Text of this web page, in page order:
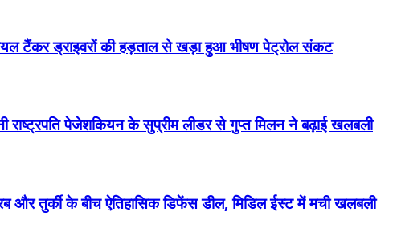
टैंकर ड्राइवरों की हड़ताल से खड़ा हुआ भीषण पेट्रोल संकट
राष्ट्रपति पेजेशकियन के सुप्रीम लीडर से गुप्त मिलन ने बढ़ाई खलबली
और तुर्की के बीच ऐतिहासिक डिफेंस डील, मिडिल ईस्ट में मची खलबली